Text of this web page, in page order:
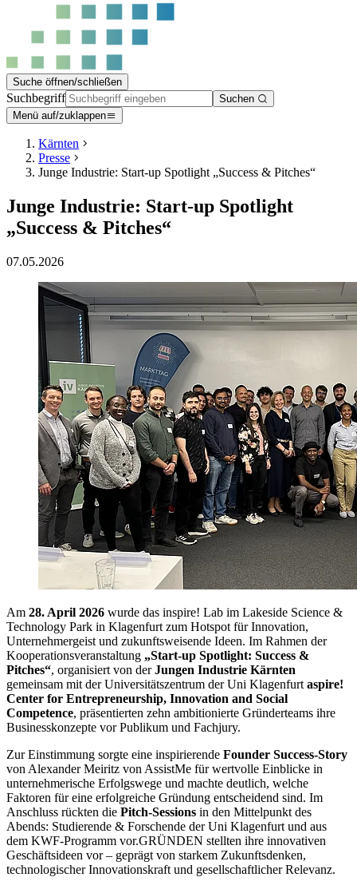
Suche öffnen/schließen
Suchbegriff
Suchen
Menü auf/zuklappen
Kärnten
Presse
Junge Industrie: Start-up Spotlight „Success & Pitches“
Junge Industrie: Start-up Spotlight
„Success & Pitches“
07.05.2026
Am 28. April 2026 wurde das inspire! Lab im Lakeside Science &
Technology Park in Klagenfurt zum Hotspot für Innovation,
Unternehmergeist und zukunftsweisende Ideen. Im Rahmen der
Kooperationsveranstaltung „Start-up Spotlight: Success &
Pitches“, organisiert von derJungen Industrie Kärnten
gemeinsam mit der Universitätszentrum der Uni Klagenfurt aspire!
Center for Entrepreneurship, Innovation and Social
Competence, präsentierten zehn ambitionierte Gründerteams ihre
Businesskonzepte vor Publikum und Fachjury.
Zur Einstimmung sorgte eine inspirierende Founder Success-Story
von Alexander Meiritz von AssistMe für wertvolle Einblicke in
unternehmerische Erfolgswege und machte deutlich, welche
Faktoren für eine erfolgreiche Gründung entscheidend sind. Im
Anschluss rückten die Pitch-Sessions in den Mittelpunkt des
Abends: Studierende & Forschende der Uni Klagenfurt und aus
dem KWF-Programm vor.GRÜNDEN stellten ihre innovativen
Geschäftsideen vor – geprägt von starkem Zukunftsdenken,
technologischer Innovationskraft und gesellschaftlicher Relevanz.